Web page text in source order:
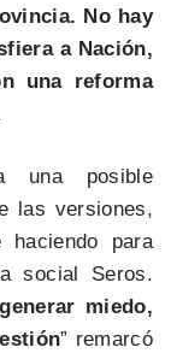
No hay
a Nación,
una reforma
una posible
las versiones,
para
social Seros.
miedo,
” remarcó